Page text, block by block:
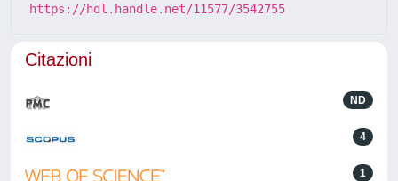
https://hdl.handle.net/11577/3542755
Citazioni
ND
4
1